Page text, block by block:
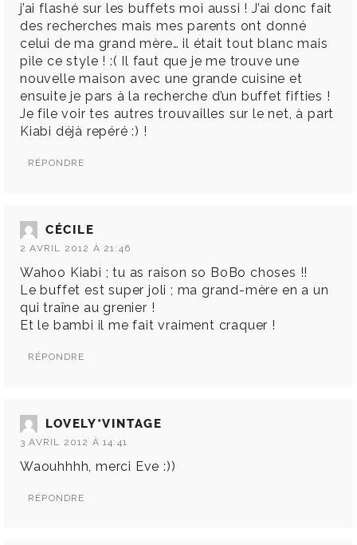
j’ai flashé sur les buffets moi aussi ! J’ai donc fait
des recherches mais mes parents ont donné
celui de ma grand mère… il était tout blanc mais
pile ce style ! :( Il faut que je me trouve une
nouvelle maison avec une grande cuisine et
ensuite je pars à la recherche d’un buffet fifties !
Je file voir tes autres trouvailles sur le net, à part
Kiabi déjà repéré :) !
RÉPONDRE
CÉCILE
2 AVRIL 2012 À 21:46
Wahoo Kiabi ; tu as raison so BoBo choses !!
Le buffet est super joli ; ma grand-mère en a un
qui traîne au grenier !
Et le bambi il me fait vraiment craquer !
RÉPONDRE
LOVELY*VINTAGE
3 AVRIL 2012 À 14:41
Waouhhhh, merci Eve :))
RÉPONDRE